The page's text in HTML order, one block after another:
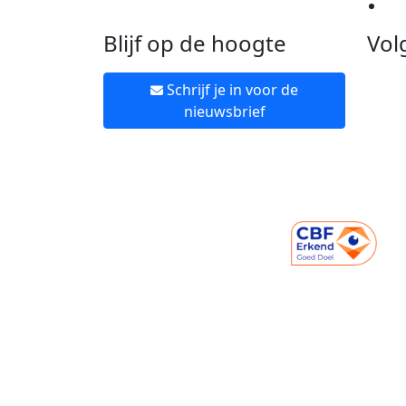
Blijf op de hoogte
Schrijf je in voor de
nieuwsbrief